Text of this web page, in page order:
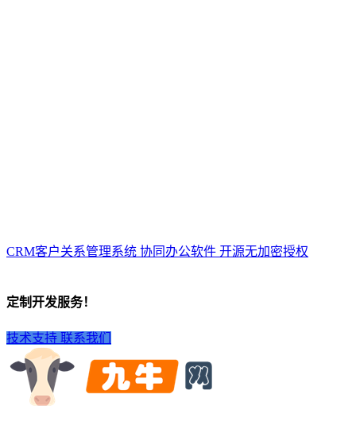
CRM客户关系管理系统 协同办公软件 开源无加密授权
定制开发服务！
技术支持 联系我们